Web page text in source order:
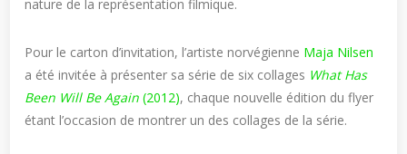
nature de la représentation filmique.
Pour le carton d’invitation, l’artiste norvégienne Maja Nilsen
a été invitée à présenter sa série de six collages What Has
Been Will Be Again (2012), chaque nouvelle édition du flyer
étant l’occasion de montrer un des collages de la série.